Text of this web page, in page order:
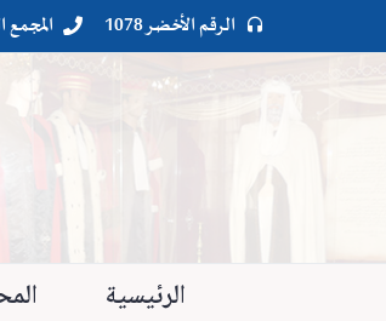

 الرقم الأخضر 1078 
 المجمع
الرئيسية